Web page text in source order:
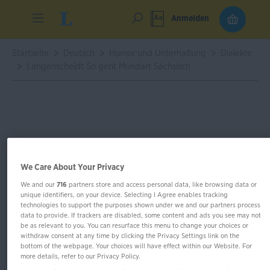
Anmelden
We Care About Your Privacy
We and our 716 partners store and access personal data, like browsing data or
unique identifiers, on your device. Selecting I Agree enables tracking
technologies to support the purposes shown under we and our partners process
data to provide. If trackers are disabled, some content and ads you see may not
be as relevant to you. You can resurface this menu to change your choices or
withdraw consent at any time by clicking the Privacy Settings link on the
bottom of the webpage. Your choices will have effect within our Website. For
more details, refer to our Privacy Policy.